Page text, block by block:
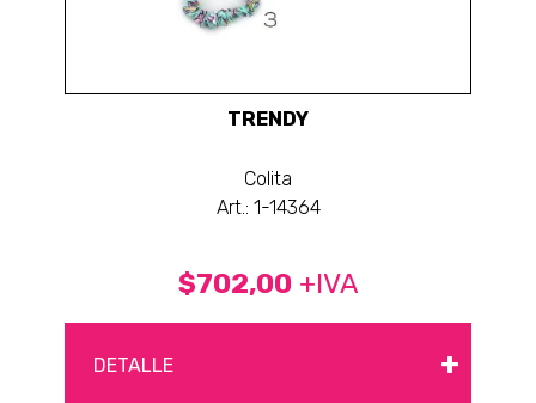
TRENDY
Colita
Art.: 1-14364
$702,00 +IVA
DETALLE +